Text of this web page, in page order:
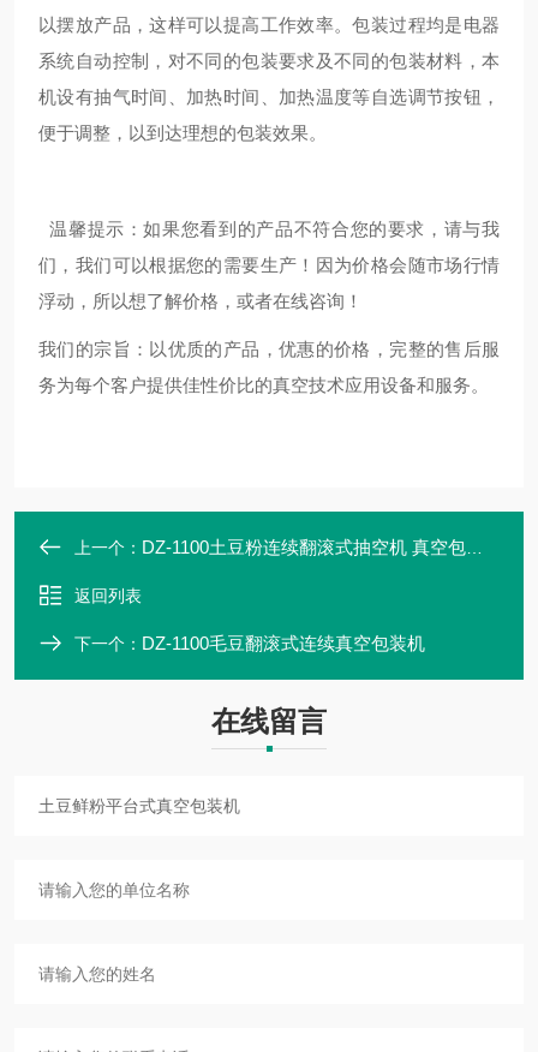
以摆放产品，这样可以提高工作效率。包装过程均是电器
系统自动控制，对不同的包装要求及不同的包装材料，本
机设有抽气时间、加热时间、加热温度等自选调节按钮，
便于调整，以到达理想的包装效果。
温馨提示：如果您看到的产品不符合您的要求，请与我
们，我们可以根据您的需要生产！因为价格会随市场行情
浮动，所以想了解价格，或者在线咨询！
我们的宗旨：以优质的产品，优惠的价格，完整的售后服
务为每个客户提供佳性价比的真空技术应用设备和服务。
上一个： DZ-1100土豆粉连续翻滚式抽空机 真空包装机
返回列表
下一个： DZ-1100毛豆翻滚式连续真空包装机
在线留言